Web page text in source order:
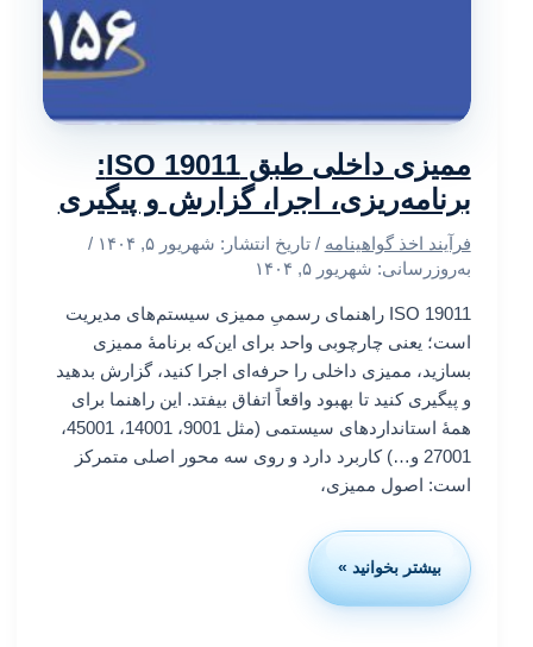
ممیزی داخلی طبق ISO 19011:
برنامه‌ریزی، اجرا، گزارش و پیگیری
فرآیند اخذ گواهینامه/ تاریخ انتشار: شهریور ۵, ۱۴۰۴
/
به‌روزرسانی: شهریور ۵, ۱۴۰۴
ISO 19011 راهنمای رسمیِ ممیزی سیستم‌های مدیریت
است؛ یعنی چارچوبی واحد برای این‌که برنامهٔ ممیزی
بسازید، ممیزی داخلی را حرفه‌ای اجرا کنید، گزارش بدهید
و پیگیری کنید تا بهبود واقعاً اتفاق بیفتد. این راهنما برای
همهٔ استانداردهای سیستمی (مثل 9001، 14001، 45001،
27001 و…) کاربرد دارد و روی سه محور اصلی متمرکز
است: اصول ممیزی،
ممیزی
داخلی
بیشتر بخوانید »